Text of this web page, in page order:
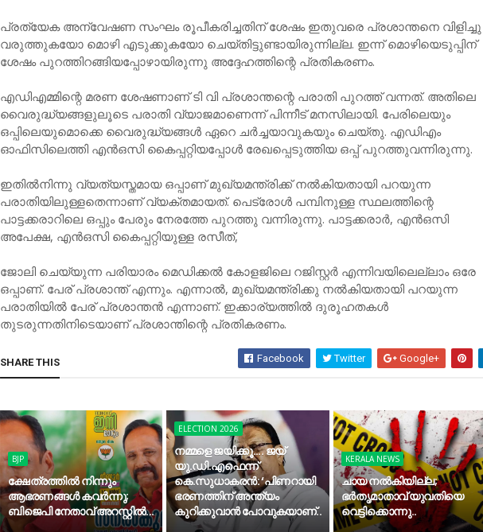
പ്രത്യേക അന്വേഷണ സംഘം രൂപീകരിച്ചതിന് ശേഷം ഇതുവരെ പ്രശാന്തനെ വിളിച്ചു
വരുത്തുകയോ മൊഴി എടുക്കുകയോ ചെയ്തിട്ടുണ്ടായിരുന്നില്ല. ഇന്ന് മൊഴിയെടുപ്പിന്
ശേഷം പുറത്തിറങ്ങിയപ്പോഴായിരുന്നു അദ്ദേഹത്തിന്റെ പ്രതികരണം.
എഡിഎമ്മിന്റെ മരണ ശേഷണാണ് ടി വി പ്രശാന്തന്റെ പരാതി പുറത്ത് വന്നത്. അതിലെ
വൈരുദ്ധ്യങ്ങളുലൂടെ പരാതി വ്യാജമാണെന്ന് പിന്നീട് മനസിലായി. പേരിലെയും
ഒപ്പിലെയുമൊക്കെ വൈരുദ്ധ്യങ്ങള്‍ ഏറെ ചര്‍ച്ചയാവുകയും ചെയ്തു. എഡിഎം
ഓഫിസിലെത്തി എന്‍ഒസി കൈപ്പറ്റിയപ്പോള്‍ രേഖപ്പെടുത്തിയ ഒപ്പ് പുറത്തുവന്നിരുന്നു.
ഇതില്‍നിന്നു വ്യത്യസ്തമായ ഒപ്പാണ് മുഖ്യമന്ത്രിക്ക് നല്‍കിയതായി പറയുന്ന
പരാതിയിലുള്ളതെന്നാണ് വ്യക്തമായത്. പെട്രോള്‍ പമ്പിനുള്ള സ്ഥലത്തിന്റെ
പാട്ടക്കരാറിലെ ഒപ്പും പേരും നേരത്തേ പുറത്തു വന്നിരുന്നു. പാട്ടക്കരാര്‍, എന്‍ഒസി
അപേക്ഷ, എന്‍ഒസി കൈപ്പറ്റിയുള്ള രസീത്,
ജോലി ചെയ്യുന്ന പരിയാരം മെഡിക്കല്‍ കോളജിലെ റജിസ്റ്റര്‍ എന്നിവയിലെല്ലാം ഒരേ
ഒപ്പാണ്. പേര് പ്രശാന്ത് എന്നും. എന്നാല്‍, മുഖ്യമന്ത്രിക്കു നല്‍കിയതായി പറയുന്ന
പരാതിയില്‍ പേര് പ്രശാന്തന്‍ എന്നാണ്. ഇക്കാര്യത്തില്‍ ദുരൂഹതകള്‍
തുടരുന്നതിനിടെയാണ് പ്രശാന്തിന്റെ പ്രതികരണം.
SHARE THIS Facebook Twitter Google+
BJP
ക്ഷേത്രത്തിൽ നിന്നും
ആഭരണങ്ങൾ കവർന്നു;
ബിജെപി നേതാവ് അറസ്റ്റിൽ...
ELECTION 2026
നമ്മളെ ജയിക്കൂ.... ജയ്
യു.ഡി.എഫെന്ന്
കെ.സുധാകരൻ: ‘പിണറായി
ഭരണത്തിന് അന്ത്യം
കുറിക്കുവാൻ പോവുകയാണ്..
KERALA NEWS
ചായ നൽകിയില്ല;
ഭർതൃമാതാവ് യുവതിയെ
വെട്ടിക്കൊന്നു..